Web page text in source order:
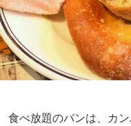
食べ放題のパンは、カ